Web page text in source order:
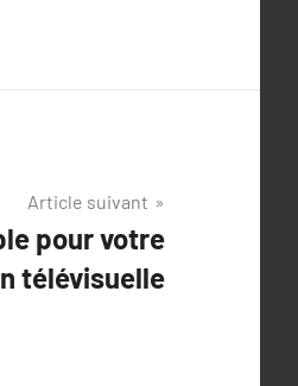
Article suivant
pour votre
télévisuelle